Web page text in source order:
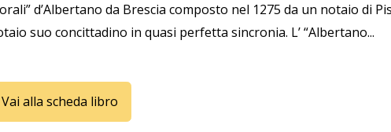
d’Albertano da Brescia composto nel 1275 da un notaio di
suo concittadino in quasi perfetta sincronia. L’ “Albertano...
Vai alla scheda libro